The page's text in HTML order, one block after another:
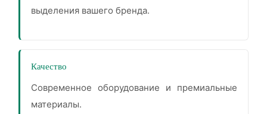
выделения вашего бренда.
Качество
Современное оборудование и премиальные
материалы.